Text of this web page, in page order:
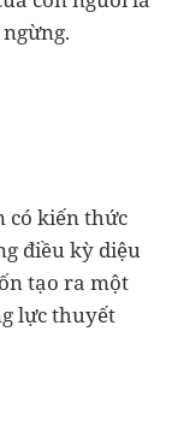
có kiến ​​thức
điều kỳ diệu
tạo ra một
lực thuyết